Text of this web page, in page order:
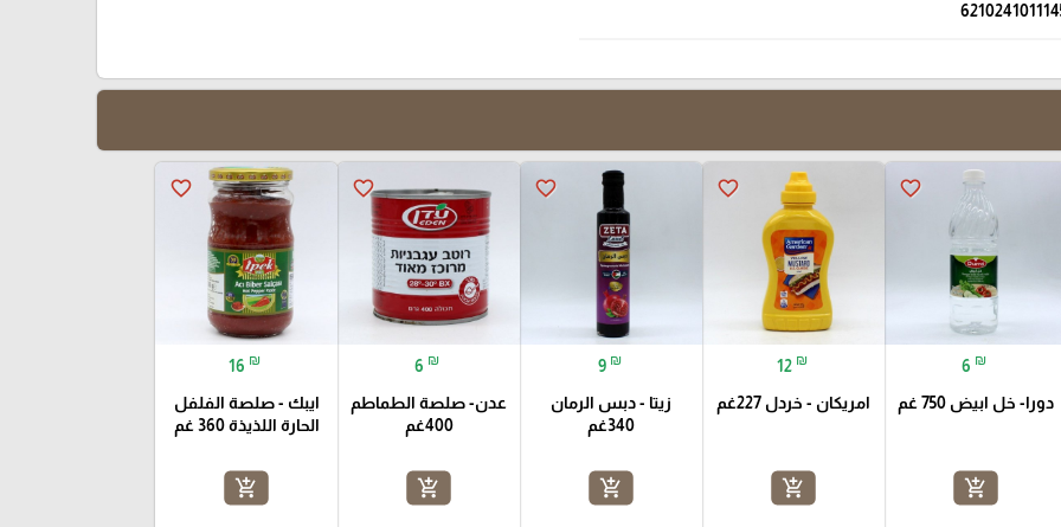
favorite_border
6 ₪
دورا- خل ابيض 750 غم
add_shopping_cart
favorite_border
12 ₪
امريكان - خردل 227غم
add_shopping_cart
favorite_border
9 ₪
زيتا - دبس الرمان
340غم
add_shopping_cart
favorite_border
6 ₪
عدن- صلصة الطماطم
400غم
add_shopping_cart
favorite_border
16 ₪
ايبك - صلصة الفلفل
الحارة اللذيذة 360 غم
add_shopping_cart